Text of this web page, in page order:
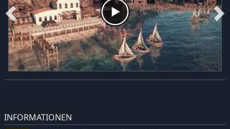
INFORMATIONEN